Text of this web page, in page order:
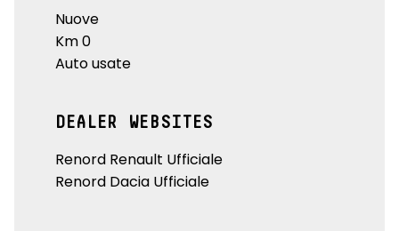
Nuove
Km 0
Auto usate
DEALER WEBSITES
Renord Renault Ufficiale
Renord Dacia Ufficiale